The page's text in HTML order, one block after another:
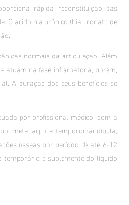
rápida reconstituição das
O ácido hialurônico (hialuronato de
normais da articulação. Além
atuam na fase inflamatória, porém,
A duração dos seus benefícios se
por profissional médico, com a
metacarpo e temporomandíbula,
ósseas por período de até 6-12
temporário e suplemento do líquido